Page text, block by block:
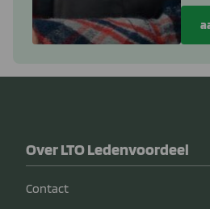
Over LTO Ledenvoordeel
Contact